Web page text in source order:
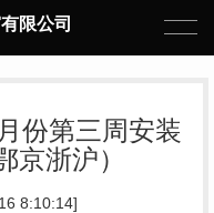
限公司
份第三周安装
京浙沪）
8:10:14]